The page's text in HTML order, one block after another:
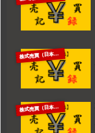
株
式売買（日本株）
株
式売買（日本株）